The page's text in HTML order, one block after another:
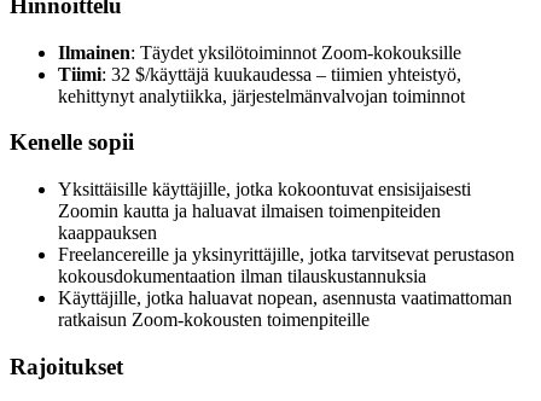
Hinnoittelu
Ilmainen: Täydet yksilötoiminnot Zoom-kokouksille
Tiimi: 32 $/käyttäjä kuukaudessa – tiimien yhteistyö,
kehittynyt analytiikka, järjestelmänvalvojan toiminnot
Kenelle sopii
Yksittäisille käyttäjille, jotka kokoontuvat ensisijaisesti
Zoomin kautta ja haluavat ilmaisen toimenpiteiden
kaappauksen
Freelancereille ja yksinyrittäjille, jotka tarvitsevat perustason
kokousdokumentaation ilman tilauskustannuksia
Käyttäjille, jotka haluavat nopean, asennusta vaatimattoman
ratkaisun Zoom-kokousten toimenpiteille
Rajoitukset